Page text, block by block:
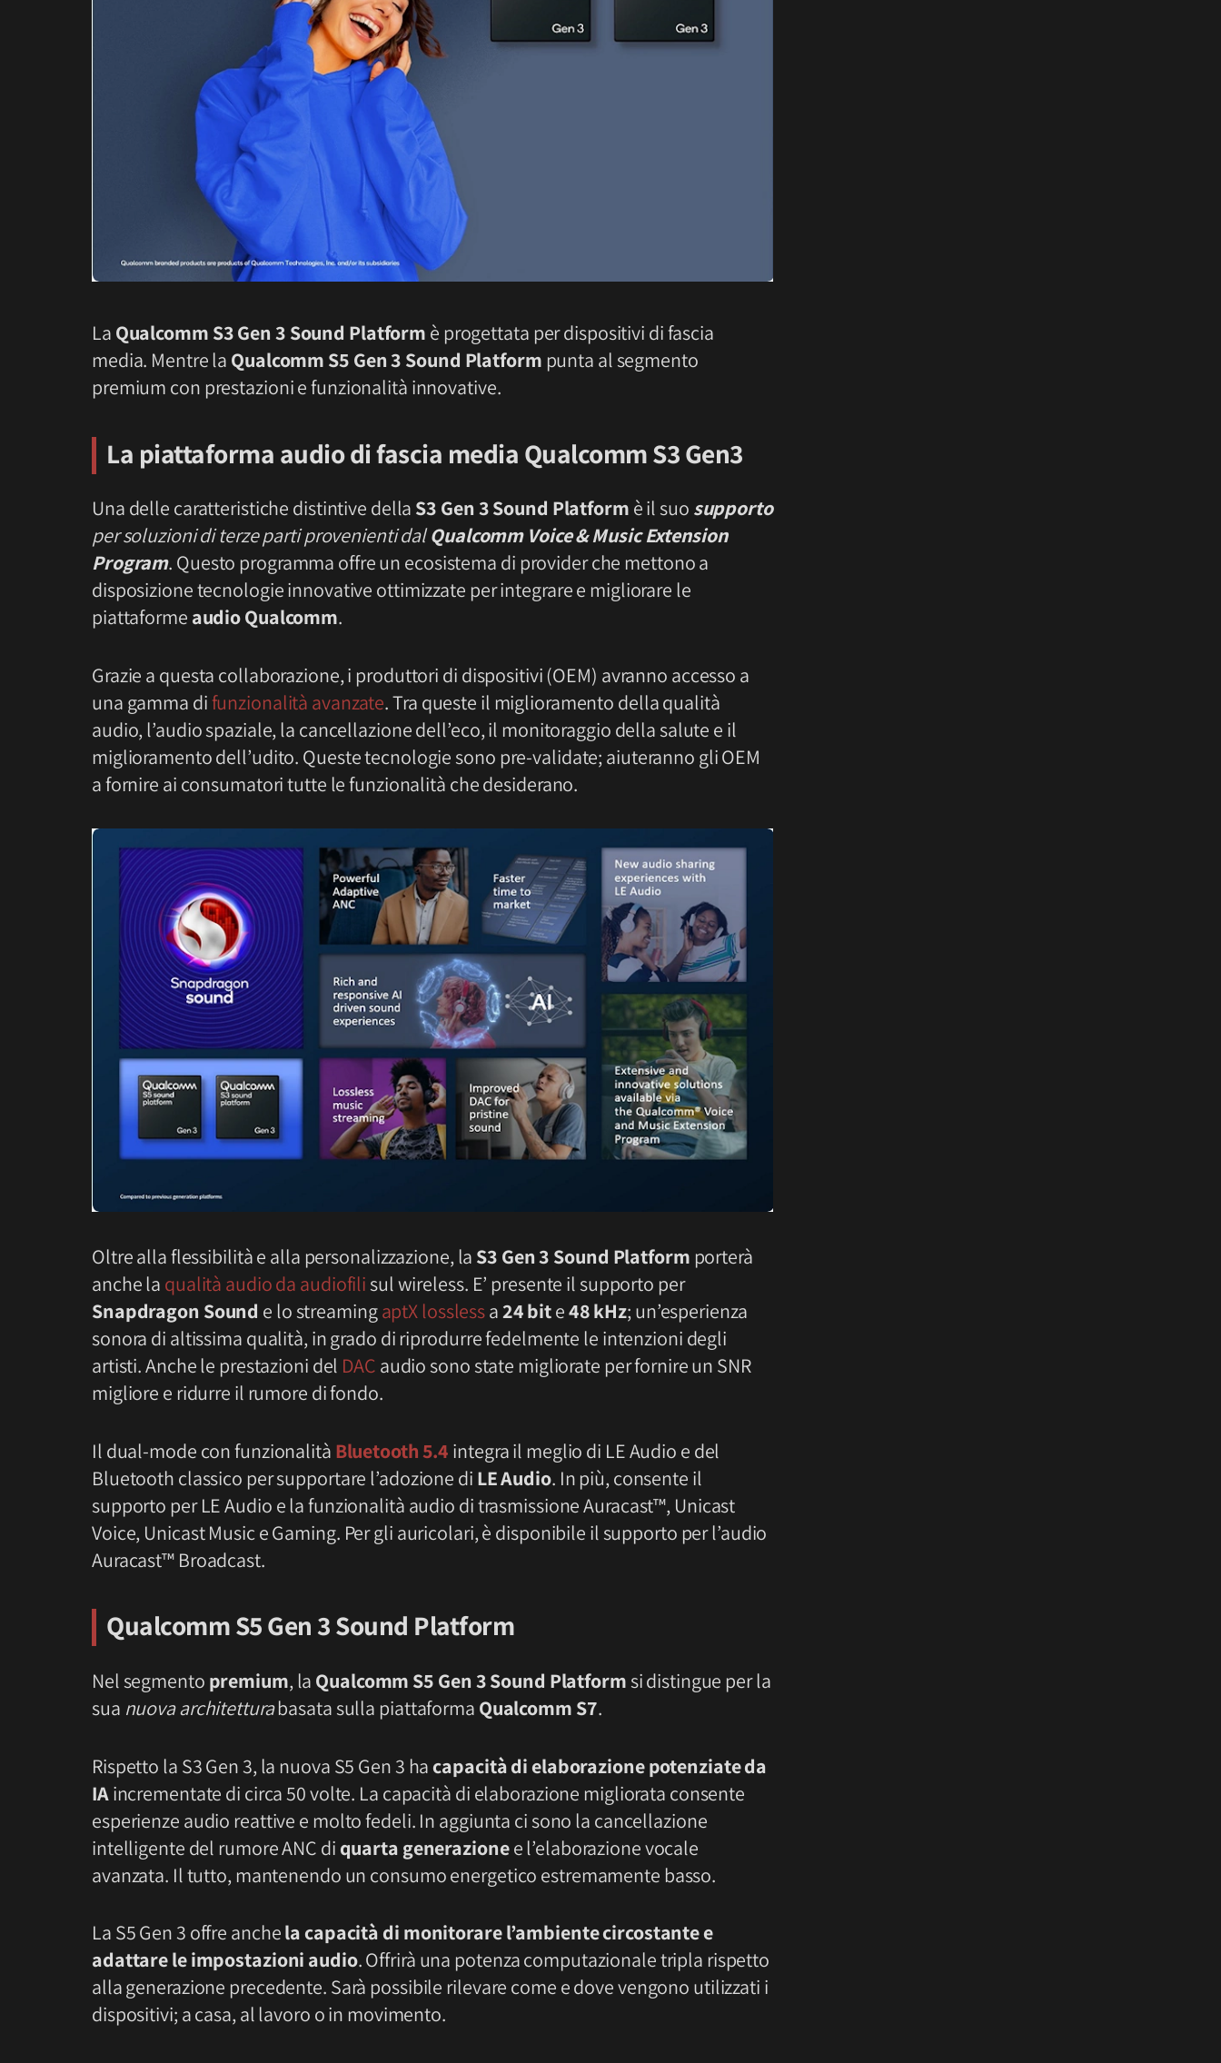
La Qualcomm S3 Gen 3 Sound Platform è progettata per dispositivi di fascia
media. Mentre la Qualcomm S5 Gen 3 Sound Platform punta al segmento
premium con prestazioni e funzionalità innovative.
La piattaforma audio di fascia media Qualcomm S3 Gen3
Una delle caratteristiche distintive della S3 Gen 3 Sound Platform è il suo supporto
per soluzioni di terze parti provenienti dalQualcomm Voice & Music Extension
Program. Questo programma offre un ecosistema di provider che mettono a
disposizione tecnologie innovative ottimizzate per integrare e migliorare le
piattaforme audio Qualcomm.
Grazie a questa collaborazione, i produttori di dispositivi (OEM) avranno accesso a
una gamma difunzionalità avanzate. Tra queste il miglioramento della qualità
audio, l’audio spaziale, la cancellazione dell’eco, il monitoraggio della salute e il
miglioramento dell’udito. Queste tecnologie sono pre-validate; aiuteranno gli OEM
a fornire ai consumatori tutte le funzionalità che desiderano.
Oltre alla flessibilità e alla personalizzazione, la S3 Gen 3 Sound Platform porterà
anche la qualità audio da audiofilisul wireless. E’ presente il supporto per
Snapdragon Sound e lo streamingaptX losslessa24 bite48 kHz; un’esperienza
sonora di altissima qualità, in grado di riprodurre fedelmente le intenzioni degli
artisti. Anche le prestazioni del DAC audio sono state migliorate per fornire un SNR
migliore e ridurre il rumore di fondo.
Il dual-mode con funzionalità Bluetooth 5.4 integra il meglio di LE Audio e del
Bluetooth classico per supportare l’adozione di LE Audio. In più, consente il
supporto per LE Audio e la funzionalità audio di trasmissione Auracast™, Unicast
Voice, Unicast Music e Gaming. Per gli auricolari, è disponibile il supporto per l’audio
Auracast™ Broadcast.
Qualcomm S5 Gen 3 Sound Platform
Nel segmento premium, la Qualcomm S5 Gen 3 Sound Platformsi distingue per la
sua nuova architetturabasata sulla piattaforma Qualcomm S7.
Rispetto la S3 Gen 3, la nuova S5 Gen 3 hacapacità di elaborazione potenziate da
IAincrementate di circa 50 volte. La capacità di elaborazione migliorata consente
esperienze audio reattive e molto fedeli. In aggiunta ci sono la cancellazione
intelligente del rumore ANC di quarta generazionee l’elaborazione vocale
avanzata. Il tutto, mantenendo un consumo energetico estremamente basso.
La S5 Gen 3 offre anchela capacità di monitorare l’ambiente circostante e
adattare le impostazioni audio. Offrirà una potenza computazionale tripla rispetto
alla generazione precedente. Sarà possibile rilevare come e dove vengono utilizzati i
dispositivi; a casa, al lavoro o in movimento.